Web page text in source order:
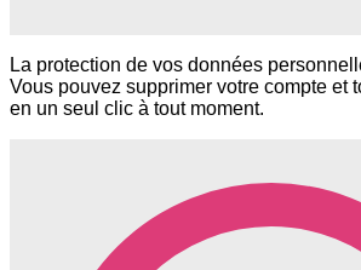
La protection de vos données
Vous pouvez supprimer votre compte et
en un seul clic à tout moment.